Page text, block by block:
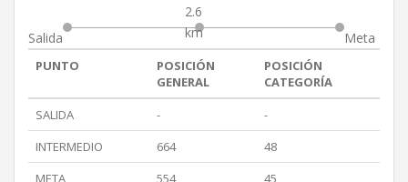
Salida
2.6
km
Meta
PUNTO
POSICIÓN
GENERAL
POSICIÓN
CATEGORÍA
SALIDA
-
-
INTERMEDIO
664
48
META
554 45